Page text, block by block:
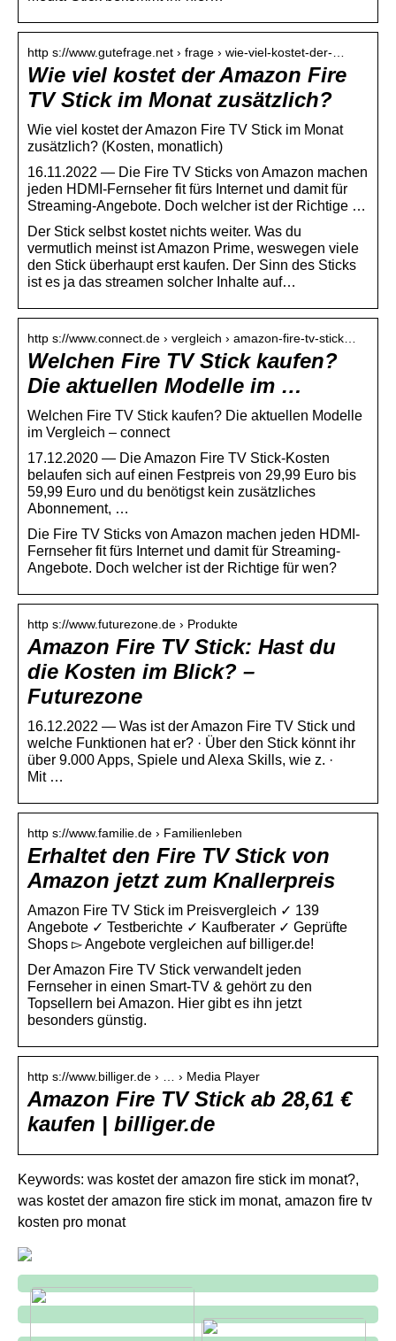
http s://www.gutefrage.net › frage › wie-viel-kostet-der-…
Wie viel kostet der Amazon Fire
TV Stick im Monat zusätzlich?
Wie viel kostet der Amazon Fire TV Stick im Monat
zusätzlich? (Kosten, monatlich)
16.11.2022 — Die Fire TV Sticks von Amazon machen
jeden HDMI-Fernseher fit fürs Internet und damit für
Streaming-Angebote. Doch welcher ist der Richtige …
Der Stick selbst kostet nichts weiter. Was du
vermutlich meinst ist Amazon Prime, weswegen viele
den Stick überhaupt erst kaufen. Der Sinn des Sticks
ist es ja das streamen solcher Inhalte auf…
http s://www.connect.de › vergleich › amazon-fire-tv-stick…
Welchen Fire TV Stick kaufen?
Die aktuellen Modelle im …
Welchen Fire TV Stick kaufen? Die aktuellen Modelle
im Vergleich – connect
17.12.2020 — Die Amazon Fire TV Stick-Kosten
belaufen sich auf einen Festpreis von 29,99 Euro bis
59,99 Euro und du benötigst kein zusätzliches
Abonnement, …
Die Fire TV Sticks von Amazon machen jeden HDMI-
Fernseher fit fürs Internet und damit für Streaming-
Angebote. Doch welcher ist der Richtige für wen?
http s://www.futurezone.de › Produkte
Amazon Fire TV Stick: Hast du
die Kosten im Blick? –
Futurezone
16.12.2022 — Was ist der Amazon Fire TV Stick und
welche Funktionen hat er? · Über den Stick könnt ihr
über 9.000 Apps, Spiele und Alexa Skills, wie z. ·
Mit …
http s://www.familie.de › Familienleben
Erhaltet den Fire TV Stick von
Amazon jetzt zum Knallerpreis
Amazon Fire TV Stick im Preisvergleich ✓ 139
Angebote ✓ Testberichte ✓ Kaufberater ✓ Geprüfte
Shops ▻ Angebote vergleichen auf billiger.de!
Der Amazon Fire TV Stick verwandelt jeden
Fernseher in einen Smart-TV & gehört zu den
Topsellern bei Amazon. Hier gibt es ihn jetzt
besonders günstig.
http s://www.billiger.de › … › Media Player
Amazon Fire TV Stick ab 28,61 €
kaufen | billiger.de
Keywords: was kostet der amazon fire stick im monat?,
was kostet der amazon fire stick im monat, amazon fire tv
kosten pro monat